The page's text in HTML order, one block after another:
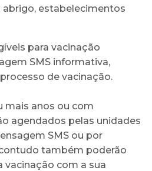
estabelecimentos
para vacinação
SMS informativa,
de vacinação.
mais anos ou com
agendados pelas unidades
SMS ou por
também poderão
vacinação com a sua